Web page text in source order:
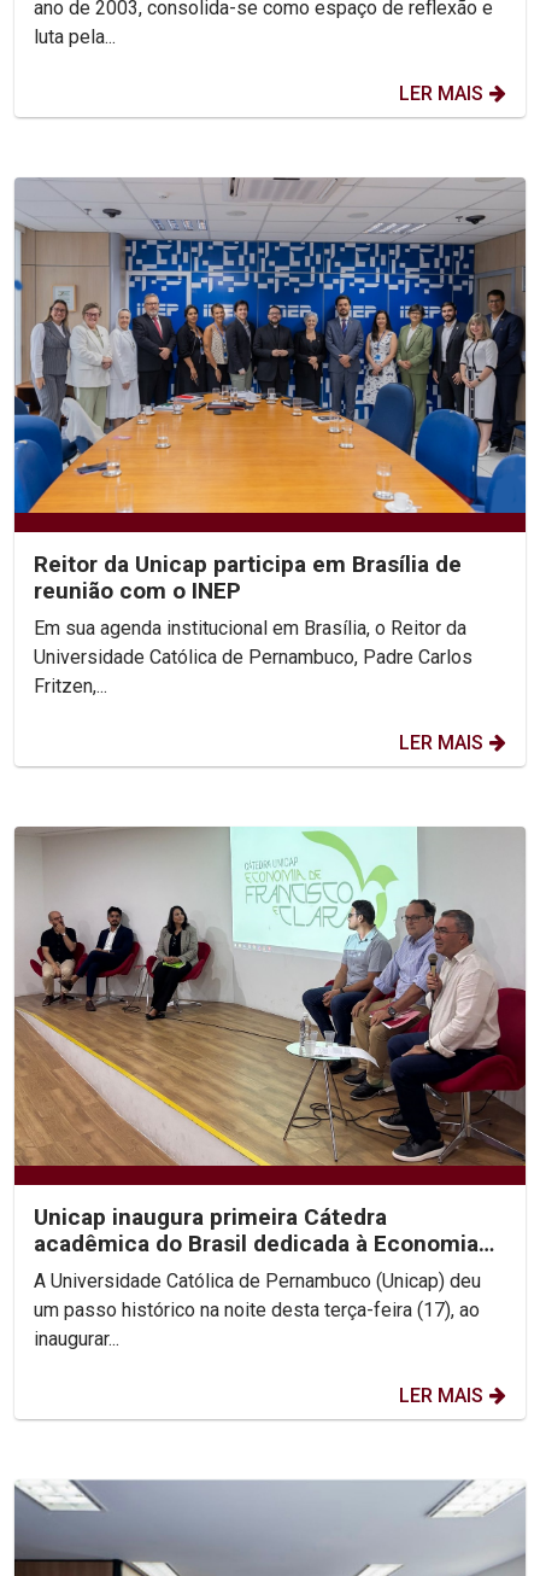
ano de 2003, consolida-se como espaço de reflexão e
luta pela...
LER MAIS
Reitor da Unicap participa em Brasília de
reunião com o INEP
Em sua agenda institucional em Brasília, o Reitor da
Universidade Católica de Pernambuco, Padre Carlos
Fritzen,...
LER MAIS
Unicap inaugura primeira Cátedra
acadêmica do Brasil dedicada à Economia
de Francisco e Clara
A Universidade Católica de Pernambuco (Unicap) deu
um passo histórico na noite desta terça-feira (17), ao
inaugurar...
LER MAIS